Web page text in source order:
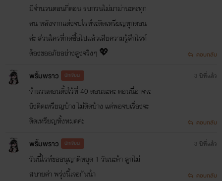
มีจำนวนตอนกี่ตอน รบกวนไม่มาม่านะคะทุก
คน หลังจากแต่งจบไรท์จะติดเหรียญทุกตอน
ค่ะ ส่วนใครที่กดซื้อไปแล้วเสียความรู้สึกไรท์
ต้องขออภัยอย่างสูงจริงๆ 💖
ตอบกลับ
พริ้มพราว นักเขียน
จำนวนตอนตั้งไว้ที่ 40 ตอนนะคะ ตอนนี่อาจจะ
ยังติดเหรียญบ้าง ไม่ติดบ้าง แต่พอจบเรื่องจะ
ติดเหรียญทั้งหมดค่ะ
3 ปีที่แล้ว
ตอบกลับ
พริ้มพราว นักเขียน
วันนี้ไรท์ขออนุญาติหยุด 1 วันนะค้า ลูกไม่
สบายค่า พรุ่งนี้เจอกันน้า
3 ปีที่แล้ว
ตอบกลับ